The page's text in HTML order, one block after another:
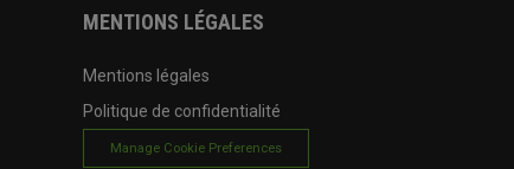
MENTIONS LÉGALES
Mentions légales
Politique de confidentialité
Manage Cookie Preferences